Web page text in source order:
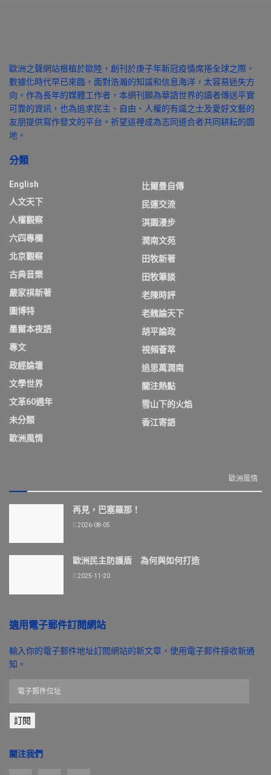
歐洲之聲網站根植於歐陸，創刊於庚子年新冠疫情席捲全球之際。
數據化時代早已來臨，面對浩瀚的知識和信息海洋，太容易迷失方
向。作為長年的媒體工作者，本網刊願為華語世界的讀者傳送平實
可靠的資訊，也為追求民主、自由、人權的有識之士及愛好文藝的
友朋提供寫作發文的平台。祈望這裡成為志同道合者共同耕耘的園
地。
分類
English
人文天下
人權觀察
六四專欄
北京觀察
古典音樂
嚴家祺新著
圖博特
墨爾本夜語
專文
政經論壇
文學世界
文革60週年
未分類
歐洲風情
比爾曼自傳
民運交流
淇園漫步
潤南文苑
田牧新著
田牧筆談
老陳時評
老魏論天下
胡平論政
視頻薈萃
追思萬潤南
關注熱點
雪山下的火焰
香江寄語
歐洲風情
再見，巴塞羅那！
2026-08-05
歐洲民主防護盾 為何與如何打造
2025-11-20
適用電子郵件訂閱網站
輸入你的電子郵件地址訂閱網站的新文章，使用電子郵件接收新通
知。
郵
件
址
訂閱
關注我們